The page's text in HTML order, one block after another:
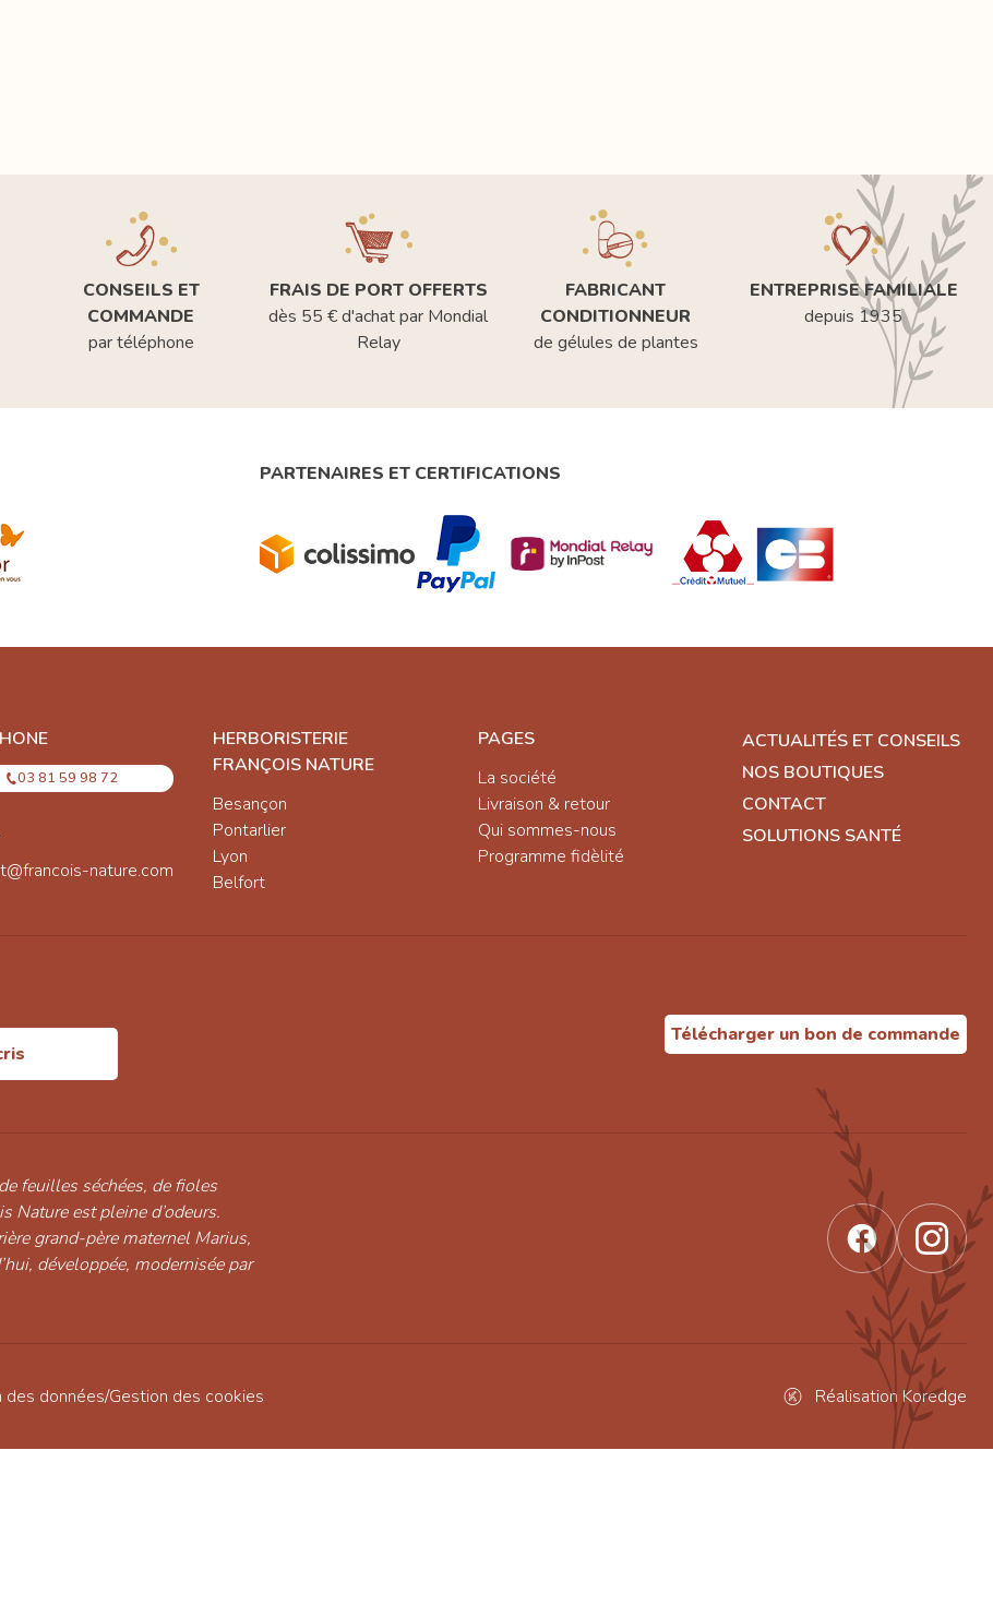
CONSEILS ET
COMMANDE
par téléphone
FRAIS DE PORT OFFERTS
dès 55 € d'achat par Mondial
Relay
FABRICANT
CONDITIONNEUR
de gélules de plantes
ENTREPRISE FAMILIALE
depuis 1935
PARTENAIRES ET CERTIFICATIONS
03 81 59 98 72
nature.com
HERBORISTERIE
FRANÇOIS NATURE
Besançon
Pontarlier
Lyon
Belfort
PAGES
La société
Livraison & retour
Qui sommes-nous
Programme fidèlité
ACTUALITÉS ET CONSEILS
NOS BOUTIQUES
CONTACT
SOLUTIONS SANTÉ
Télécharger un bon de commande
feuilles séchées, de fioles
Nature est pleine d’odeurs.
grand-père maternel Marius,
développée, modernisée par
données/Gestion des cookies Réalisation Koredge